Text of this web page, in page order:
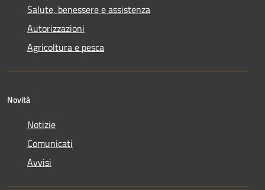
Salute, benessere e assistenza
Autorizzazioni
Agricoltura e pesca
Novità
Notizie
Comunicati
Avvisi